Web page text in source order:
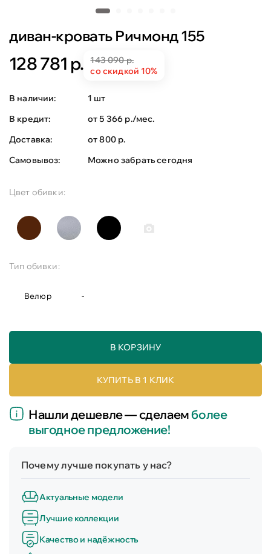
диван-кровать Ричмонд 155
128 781 р.
143 090 р.
со скидкой 10%
В наличии:
1 шт
В кредит:
от 5 366 р./мес.
Доставка:
от 800 р.
Самовывоз:
Можно забрать сегодня
Цвет обивки:
Тип обивки:
Велюр -
В КОРЗИНУ
КУПИТЬ В 1 КЛИК
Нашли дешевле — сделаемболее
выгодное предложение!
Почему лучше покупать у нас?
Актуальные модели
Лучшие коллекции
Качество и надёжность